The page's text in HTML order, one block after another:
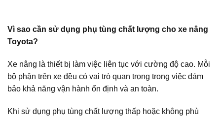
Vì sao cần sử dụng phụ tùng chất lượng cho xe nâng
Toyota?
Xe nâng là thiết bị làm việc liên tục với cường độ cao. Mỗi
bộ phận trên xe đều có vai trò quan trọng trong việc đảm
bảo khả năng vận hành ổn định và an toàn.
Khi sử dụng phụ tùng chất lượng thấp hoặc không phù